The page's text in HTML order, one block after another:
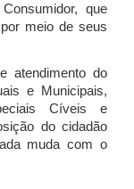
que
meio de seus
atendimento do
e Municipais,
Cíveis e
do cidadão
muda com o